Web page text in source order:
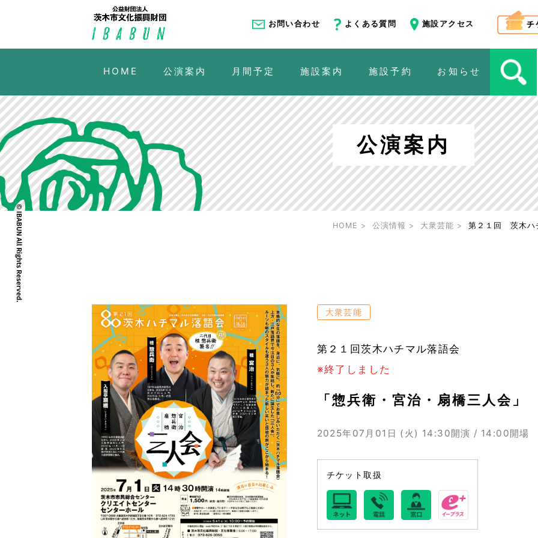
お問い合わせ よくある質問 施設アクセス
HOME 公演案内 月間予定 施設案内 施設予約 お知らせ
公演案内
HOME 公演情報 大衆芸能 第２１回 茨木ハ
大衆芸能
第２１回茨木ハチマル落語会
※終了しました
「惣兵衛・宮治・扇橋三人会」
2025年07月01日 (火) 14:30開演 / 14:00開場
チケット取扱